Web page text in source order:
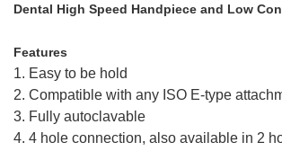
Dental High Speed Handpiece and Low
Features
1. Easy to be hold
2. Compatible with any ISO E-type
3. Fully autoclavable
4. 4 hole connection, also available in 2